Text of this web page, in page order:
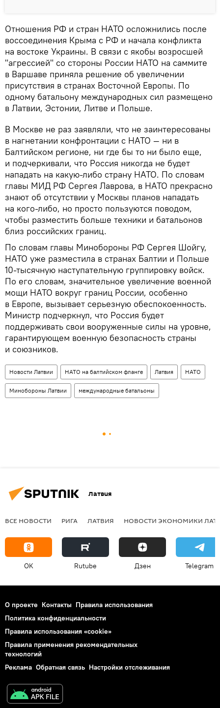
Отношения РФ и стран НАТО осложнились после
воссоединения Крыма с РФ и начала конфликта
на востоке Украины. В связи с якобы возросшей
"агрессией" со стороны России НАТО на саммите
в Варшаве приняла решение об увеличении
присутствия в странах Восточной Европы. По
одному батальону международных сил размещено
в Латвии, Эстонии, Литве и Польше.
В Москве не раз заявляли, что не заинтересованы
в нагнетании конфронтации с НАТО — ни в
Балтийском регионе, ни где бы то ни было еще,
и подчеркивали, что Россия никогда не будет
нападать на какую-либо страну НАТО. По словам
главы МИД РФ Сергея Лаврова, в НАТО прекрасно
знают об отсутствии у Москвы планов нападать
на кого-либо, но просто пользуются поводом,
чтобы разместить больше техники и батальонов
близ российских границ.
По словам главы Минобороны РФ Сергея Шойгу,
НАТО уже разместила в странах Балтии и Польше
10-тысячную наступательную группировку войск.
По его словам, значительное увеличение военной
мощи НАТО вокруг границ России, особенно
в Европе, вызывает серьезную обеспокоенность.
Министр подчеркнул, что Россия будет
поддерживать свои вооруженные силы на уровне,
гарантирующем военную безопасность страны
и союзников.
Новости Латвии НАТО на балтийском фланге Латвия НАТО
Минобороны Латвии международные батальоны
Латвия
ВСЕ НОВОСТИ РИГА ЛАТВИЯ НОВОСТИ ЭКОНОМИКИ
OK Rutube Дзен Telegram
О проекте Контакты Правила использования
Политика конфиденциальности
Правила использования «cookie»
Правила применения рекомендательных
технологий
Реклама Обратная связь Настройки отслеживания